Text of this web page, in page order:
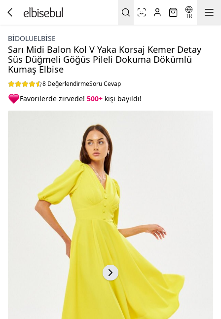
TR
BIDOLUELBISE
Sarı Midi Balon Kol V Yaka Korsaj Kemer Detay
Süs Düğmeli Göğüs Pileli Dokuma Dökümlü
Kumaş Elbise
8 DeğerlendirmeSoru Cevap
Favorilerde zirvede! 500+ kişi bayıldı!